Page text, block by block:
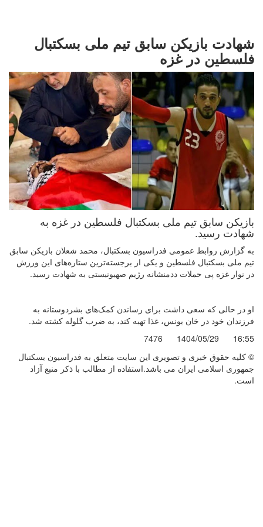
شهادت بازیکن سابق تیم ملی بسکتبال
فلسطین در غزه
بازیکن سابق تیم ملی بسکتبال فلسطین در غزه به
شهادت رسید.
به گزارش روابط عمومی فدراسیون بسکتبال، محمد شعلان بازیکن سابق
تیم ملی بسکتبال فلسطین و یکی از برجسته‌ترین ستاره‌های این ورزش
در نوار غزه پی حملات ددمنشانه رژیم صهیونیستی به شهادت رسید.
او در حالی که سعی داشت برای رساندن کمک‌های بشردوستانه به
فرزندان خود در خان یونس، غذا تهیه کند، به ضرب گلوله کشته شد.
16:55
1404/05/29
7476
© کليه حقوق خبری و تصويری اين سايت متعلق به فدراسیون بسکتبال
جمهوری اسلامی ایران می باشد.استفاده از مطالب با ذكر منبع آزاد
است.